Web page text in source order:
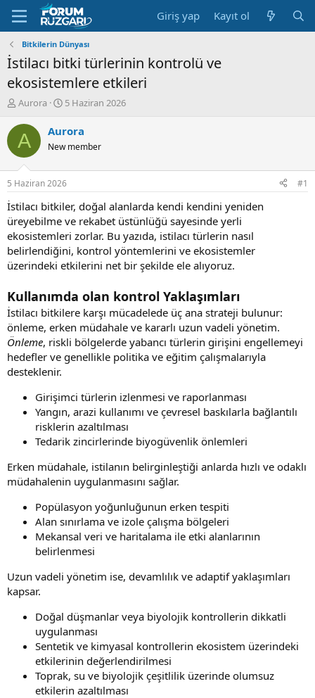
Giriş yap Kayıt ol
Bitkilerin Dünyası
İstilacı bitki türlerinin kontrolü ve
ekosistemlere etkileri
K
n
u
u
B
a
ş
a
t
a
n
Aurora
B
ş
a
g
ı
ç
a
r
i
h
5 Haziran 2026
A Aurora
New member
5 Haziran 2026 #1
İstilacı bitkiler, doğal alanlarda kendi kendini yeniden
üreyebilme ve rekabet üstünlüğü sayesinde yerli
ekosistemleri zorlar. Bu yazıda, istilacı türlerin nasıl
belirlendiğini, kontrol yöntemlerini ve ekosistemler
üzerindeki etkilerini net bir şekilde ele alıyoruz.
Kullanımda olan kontrol Yaklaşımları
İstilacı bitkilere karşı mücadelede üç ana strateji bulunur:
önleme, erken müdahale ve kararlı uzun vadeli yönetim.
Önleme, riskli bölgelerde yabancı türlerin girişini engellemeyi
hedefler ve genellikle politika ve eğitim çalışmalarıyla
desteklenir.
Girişimci türlerin izlenmesi ve raporlanması
Yangın, arazi kullanımı ve çevresel baskılarla bağlantılı
risklerin azaltılması
Tedarik zincirlerinde biyogüvenlik önlemleri
Erken müdahale, istilanın belirginleştiği anlarda hızlı ve odaklı
müdahalenin uygulanmasını sağlar.
Popülasyon yoğunluğunun erken tespiti
Alan sınırlama ve izole çalışma bölgeleri
Mekansal veri ve haritalama ile etki alanlarının
belirlenmesi
Uzun vadeli yönetim ise, devamlılık ve adaptif yaklaşımları
kapsar.
Doğal düşmanlar veya biyolojik kontrollerin dikkatli
uygulanması
Sentetik ve kimyasal kontrollerin ekosistem üzerindeki
etkilerinin değerlendirilmesi
Toprak, su ve biyolojik çeşitlilik üzerinde olumsuz
etkilerin azaltılması